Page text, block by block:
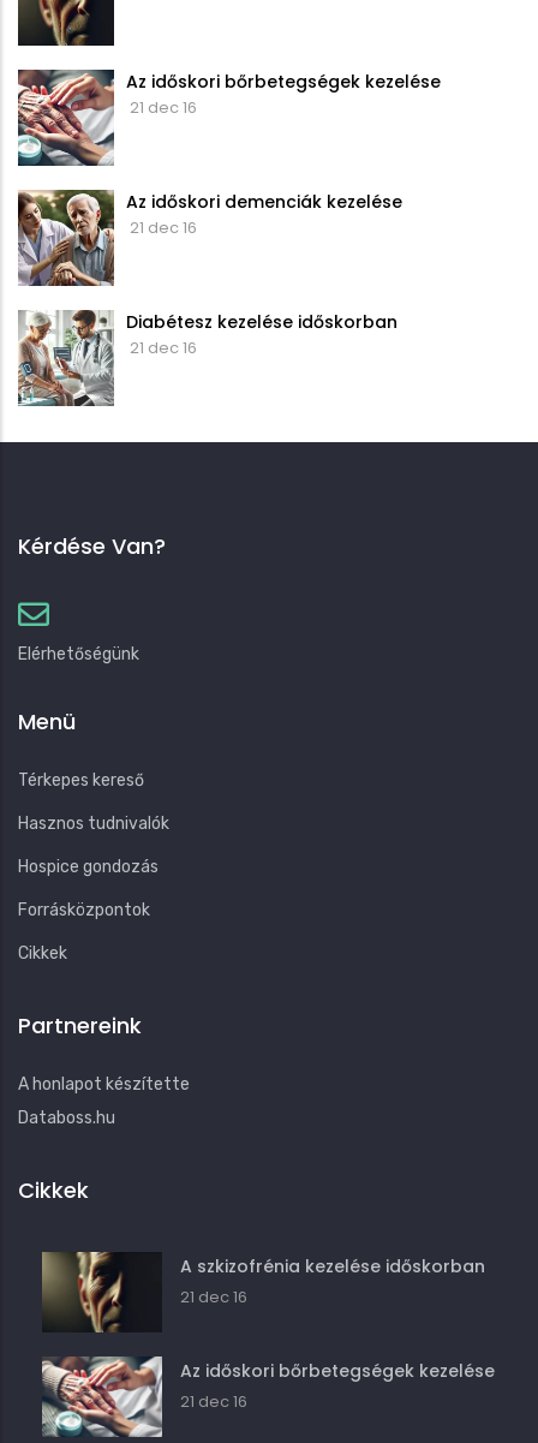
Az időskori bőrbetegségek kezelése
21 dec 16
Az időskori demenciák kezelése
21 dec 16
Diabétesz kezelése időskorban
21 dec 16
Kérdése Van?
Elérhetőségünk
Menü
Térkepes kereső
Hasznos tudnivalók
Hospice gondozás
Forrásközpontok
Cikkek
Partnereink
A honlapot készítette
Databoss.hu
Cikkek
A szkizofrénia kezelése időskorban
21 dec 16
Az időskori bőrbetegségek kezelése
21 dec 16